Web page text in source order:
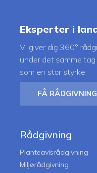
Eksperter i
Vi giver dig 360°
under det samme
som en stor styrke.
FÅ
Rådgivning
Planteavlsrådgivning
Miljørådgivning